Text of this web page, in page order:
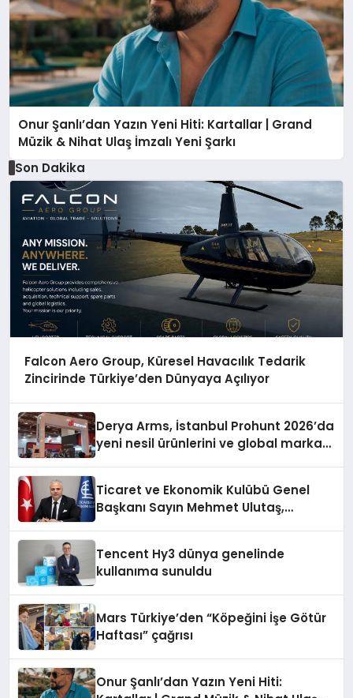
Onur Şanlı’dan Yazın Yeni Hiti: Kartallar | Grand
Müzik & Nihat Ulaş İmzalı Yeni Şarkı
Son Dakika
Falcon Aero Group, Küresel Havacılık Tedarik
Zincirinde Türkiye’den Dünyaya Açılıyor
Derya Arms, İstanbul Prohunt 2026’da
yeni nesil ürünlerini ve global marka
Ticaret ve Ekonomik Kulübü Genel
Başkanı Sayın Mehmet Ulutaş,
Tencent Hy3 dünya genelinde
kullanıma sunuldu
Mars Türkiye’den “Köpeğini İşe Götür
Haftası” çağrısı
Onur Şanlı’dan Yazın Yeni Hiti: